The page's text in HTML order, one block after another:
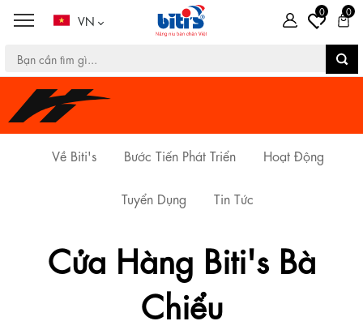
VN
0 0
Về Biti's Bước Tiến Phát Triển Hoạt Động
Tuyển Dụng Tin Tức
Cửa Hàng Biti's Bà
Chiểu